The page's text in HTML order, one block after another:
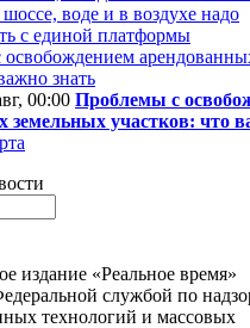
воде и в воздухе надо
с единой платформы
00:00 Проблемы с
земельных участков: что
издание «Реальное время»
службой по
технологий и массовых